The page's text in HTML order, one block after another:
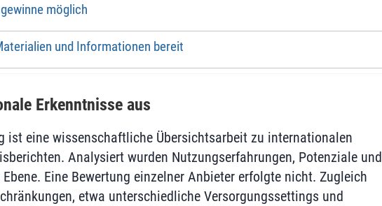
möglich
und Informationen bereit
Erkenntnisse aus
ist eine wissenschaftliche Übersichtsarbeit zu internationalen
Analysiert wurden Nutzungserfahrungen, Potenziale und
Eine Bewertung einzelner Anbieter erfolgte nicht. Zugleich
etwa unterschiedliche Versorgungssettings und